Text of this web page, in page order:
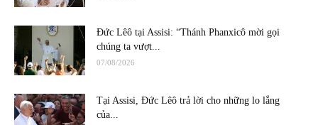
Đức Lêô tại Assisi: “Thánh Phanxicô mời gọi
chúng ta vượt...
07/08/2026
Tại Assisi, Đức Lêô trả lời cho những lo lắng
của...